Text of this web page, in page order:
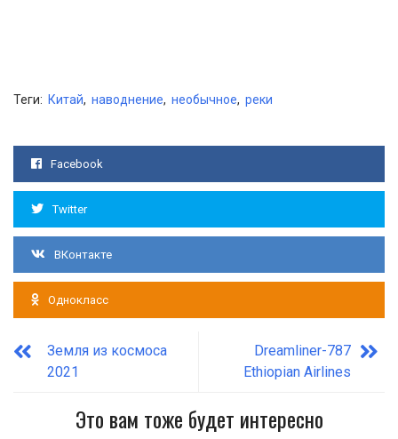
Теги: Китай, наводнение, необычное, реки
Facebook
Twitter
ВКонтакте
Однокласс
Земля из космоса
2021
Dreamliner-787
Ethiopian Airlines
Это вам тоже будет интересно